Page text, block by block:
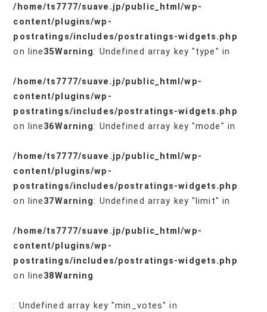
/home/ts7777/suave.jp/public_html/wp-
content/plugins/wp-
postratings/includes/postratings-widgets.php
on line35Warning: Undefined array key "type" in
/home/ts7777/suave.jp/public_html/wp-
content/plugins/wp-
postratings/includes/postratings-widgets.php
on line36Warning: Undefined array key "mode" in
/home/ts7777/suave.jp/public_html/wp-
content/plugins/wp-
postratings/includes/postratings-widgets.php
on line37Warning: Undefined array key "limit" in
/home/ts7777/suave.jp/public_html/wp-
content/plugins/wp-
postratings/includes/postratings-widgets.php
on line38Warning
: Undefined array key "min_votes" in